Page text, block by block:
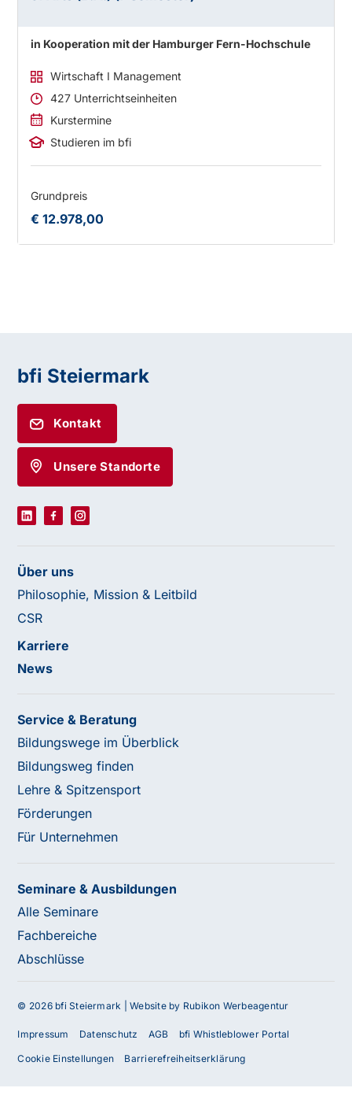
in Kooperation mit der Hamburger Fern-Hochschule
Wirtschaft I Management
427 Unterrichtseinheiten
Kurstermine
Studieren im bfi
Grundpreis
€ 12.978,00
bfi Steiermark
Kontakt
Unsere Standorte
Über uns
Philosophie, Mission & Leitbild
CSR
Karriere
News
Service & Beratung
Bildungswege im Überblick
Bildungsweg finden
Lehre & Spitzensport
Förderungen
Für Unternehmen
Seminare & Ausbildungen
Alle Seminare
Fachbereiche
Abschlüsse
© 2026 bfi Steiermark |Website by Rubikon Werbeagentur
Impressum Datenschutz AGB bfi Whistleblower Portal
Cookie Einstellungen Barrierefreiheitserklärung